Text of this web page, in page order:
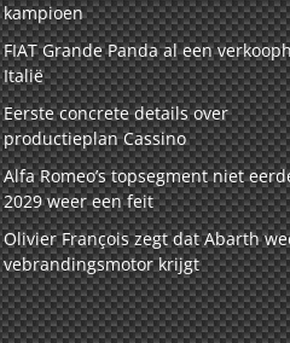
kampioen
FIAT Grande Panda al een
Italië
Eerste concrete details over
productieplan Cassino
Alfa Romeo’s topsegment niet
2029 weer een feit
Olivier François zegt dat Abarth
vebrandingsmotor krijgt